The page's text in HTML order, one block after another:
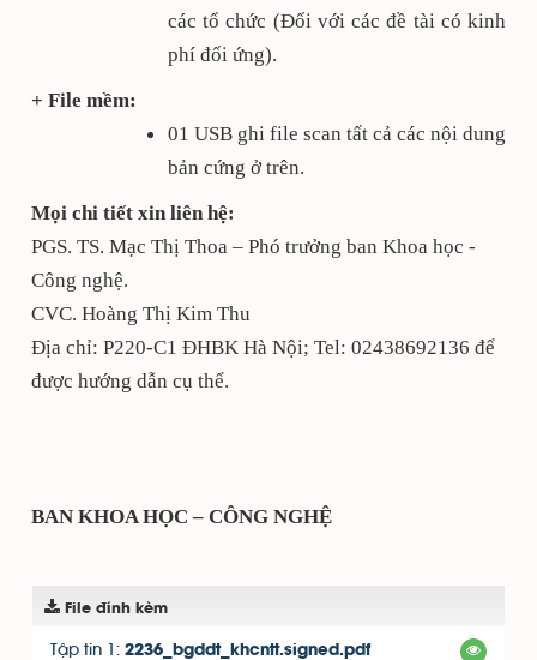
các tổ chức (Đối với các đề tài có kinh
phí đối ứng).
+ File mềm:
01 USB ghi file scan tất cả các nội dung
bản cứng ở trên.
Mọi chi tiết xin liên hệ:
PGS. TS. Mạc Thị Thoa – Phó trưởng ban Khoa học -
Công nghệ.
CVC. Hoàng Thị Kim Thu
Địa chỉ: P220-C1 ĐHBK Hà Nội; Tel: 02438692136 để
được hướng dẫn cụ thể.
BAN KHOA HỌC – CÔNG NGHỆ
File đính kèm
Tập tin 1: 2236_bgddt_khcntt.signed.pdf